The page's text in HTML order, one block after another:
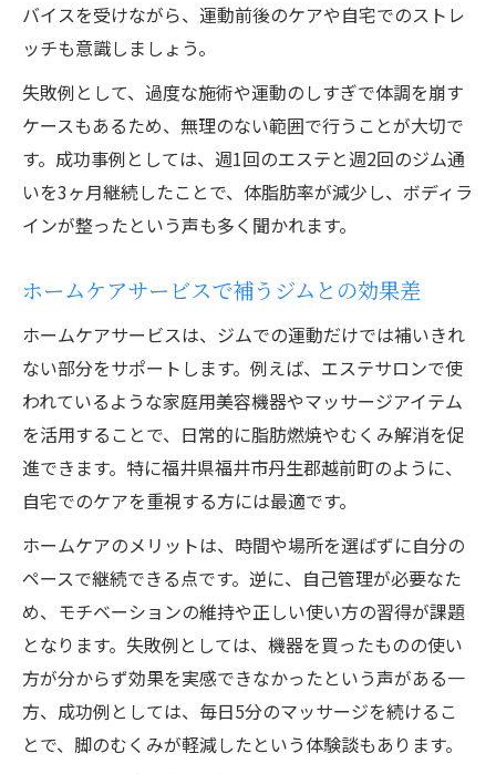
バイスを受けながら、運動前後のケアや自宅でのストレ
ッチも意識しましょう。
失敗例として、過度な施術や運動のしすぎで体調を崩す
ケースもあるため、無理のない範囲で行うことが大切で
す。成功事例としては、週1回のエステと週2回のジム通
いを3ヶ月継続したことで、体脂肪率が減少し、ボディラ
インが整ったという声も多く聞かれます。
ホームケアサービスで補うジムとの効果差
ホームケアサービスは、ジムでの運動だけでは補いきれ
ない部分をサポートします。例えば、エステサロンで使
われているような家庭用美容機器やマッサージアイテム
を活用することで、日常的に脂肪燃焼やむくみ解消を促
進できます。特に福井県福井市丹生郡越前町のように、
自宅でのケアを重視する方には最適です。
ホームケアのメリットは、時間や場所を選ばずに自分の
ペースで継続できる点です。逆に、自己管理が必要なた
め、モチベーションの維持や正しい使い方の習得が課題
となります。失敗例としては、機器を買ったものの使い
方が分からず効果を実感できなかったという声がある一
方、成功例としては、毎日5分のマッサージを続けるこ
とで、脚のむくみが軽減したという体験談もあります。